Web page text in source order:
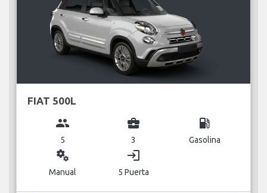
FIAT 500L
group
5
business_center
3
local_gas_station
Gasolina
miscellaneous_services
Manual
login
5 Puerta